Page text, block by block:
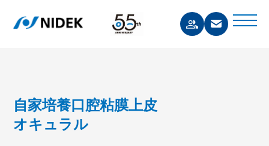
自家培養口腔粘膜上皮
オキュラル